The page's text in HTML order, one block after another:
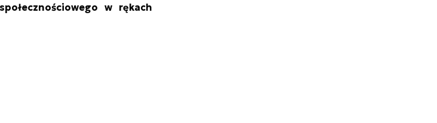
w rękach